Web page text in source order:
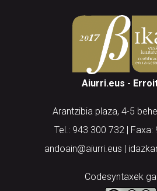
Aiurri.eus -
Arantzibia plaza, 4-5
Tel.: 943 300 732 | Faxa:
andoain@aiurri.eus |
Codesyntaxek